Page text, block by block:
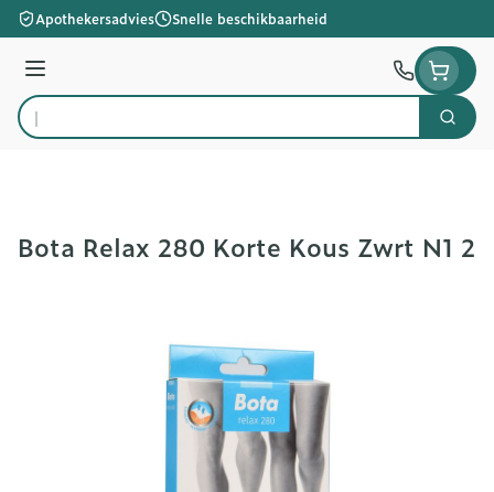
Ga naar de inhoud
Apothekersadvies Snelle beschikbaarheid
Menu
Product, merk, categorie...
Zoek
Bota Relax 280 Korte Kous Zwrt N1 2